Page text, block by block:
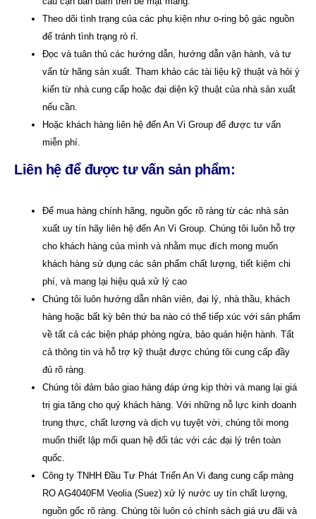
Theo dõi tình trạng của các phụ kiện như o-ring bộ gác nguồn
để tránh tình trạng rò rỉ.
Đọc và tuân thủ các hướng dẫn, hướng dẫn vận hành, và tư
vấn từ hãng sản xuất. Tham khảo các tài liệu kỹ thuật và hỏi ý
kiến từ nhà cung cấp hoặc đại diện kỹ thuật của nhà sản xuất
nếu cần.
Hoặc khách hàng liên hệ đến An Vi Group để được tư vấn
miễn phí.
Liên hệ để được tư vấn sản phẩm:
Để mua hàng chính hãng, nguồn gốc rõ ràng từ các nhà sản
xuất uy tín hãy liên hệ đến An Vi Group Chúng tôi luôn hỗ trợ
cho khách hàng của mình và nhằm mục đích mong muốn
khách hàng sử dụng các sản phẩm chất lượng, tiết kiệm chi
phí, và mang lại hiệu quả xử lý cao
Chúng tôi luôn hướng dẫn nhân viên, đại lý, nhà thầu, khách
hàng hoặc bất kỳ bên thứ ba nào có thể tiếp xúc với sản phẩm
về tất cả các biện pháp phòng ngừa, bảo quản hiện hành. Tất
cả thông tin và hỗ trợ kỹ thuật được chúng tôi cung cấp đầy
đủ rõ ràng.
Chúng tôi đảm bảo giao hàng đáp ứng kịp thời và mang lại giá
trị gia tăng cho quý khách hàng. Với những nỗ lực kinh doanh
trung thực, chất lượng và dịch vụ tuyệt vời, chúng tôi mong
muốn thiết lập mối quan hệ đối tác với các đại lý trên toàn
quốc.
Công ty TNHH Đầu Tư Phát Triển An Vi đang cung cấp màng
RO AG4040FM Veolia (Suez) xử lý nước uy tín chất lượng,
nguồn gốc rõ ràng. Chúng tôi luôn có chính sách giá ưu đãi và